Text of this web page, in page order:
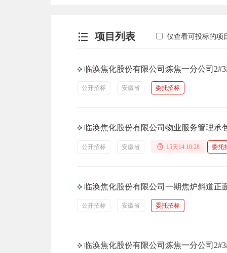
仅查看可投标的项
项目列表
临涣焦化股份有限公司炼焦一分公司
公开招标 安徽省 委托招标
临涣焦化股份有限公司物业服务管理承
公开招标 安徽省 15天14:10:27 委托
临涣焦化股份有限公司一期焦炉斜道正
公开招标 安徽省 委托招标
临涣焦化股份有限公司炼焦一分公司